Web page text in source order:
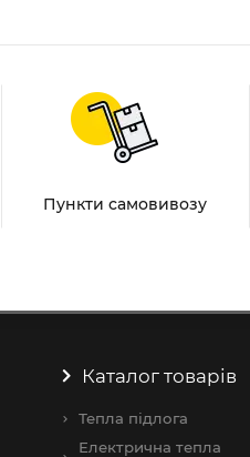
Пункти самовивозу
Каталог товарів
Тепла підлога
Електрична тепла